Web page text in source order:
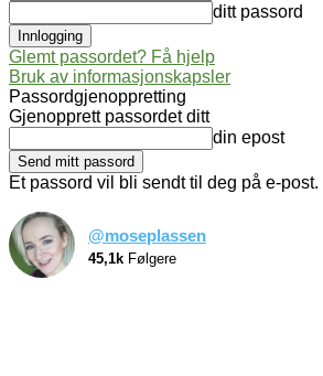
ditt passord
Glemt passordet? Få hjelp
Bruk av informasjonskapsler
Passordgjenoppretting
Gjenopprett passordet ditt
din epost
Et passord vil bli sendt til deg på e-post.
@moseplassen
45,1k Følgere